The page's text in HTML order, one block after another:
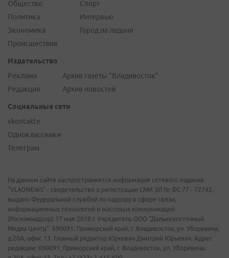
Общество
Политика
Экономика
Происшествия
Спорт
Интервью
Город на ладони
Издательство
Реклама
Редакция
Архив газеты "Владивосток"
Архив новостей
Социальные сети
vkontakte
Одноклассники
Телеграм
На данном сайте распространяется информация сетевого издания
"VLADNEWS" - свидетельство о регистрации СМИ ЭЛ № ФС 77 - 72742,
выдано Федеральной службой по надзору в сфере связи,
информационных технологий и массовых коммуникаций
(Роскомнадзор) 17 мая 2018 г. Учредитель ООО "Дальневосточный
Медиа Центр". 690091, Приморский край, г. Владивосток, ул. Уборевича,
д.20А, офис 13. Главный редактор Юркевич Дмитрий Юрьевич. Адрес
редакции: 690091, Приморский край, г. Владивосток, ул. Уборевича,